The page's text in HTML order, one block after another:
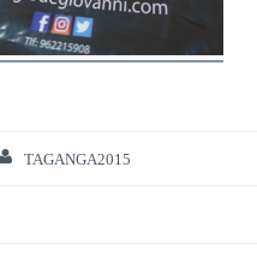
TAGANGA2015